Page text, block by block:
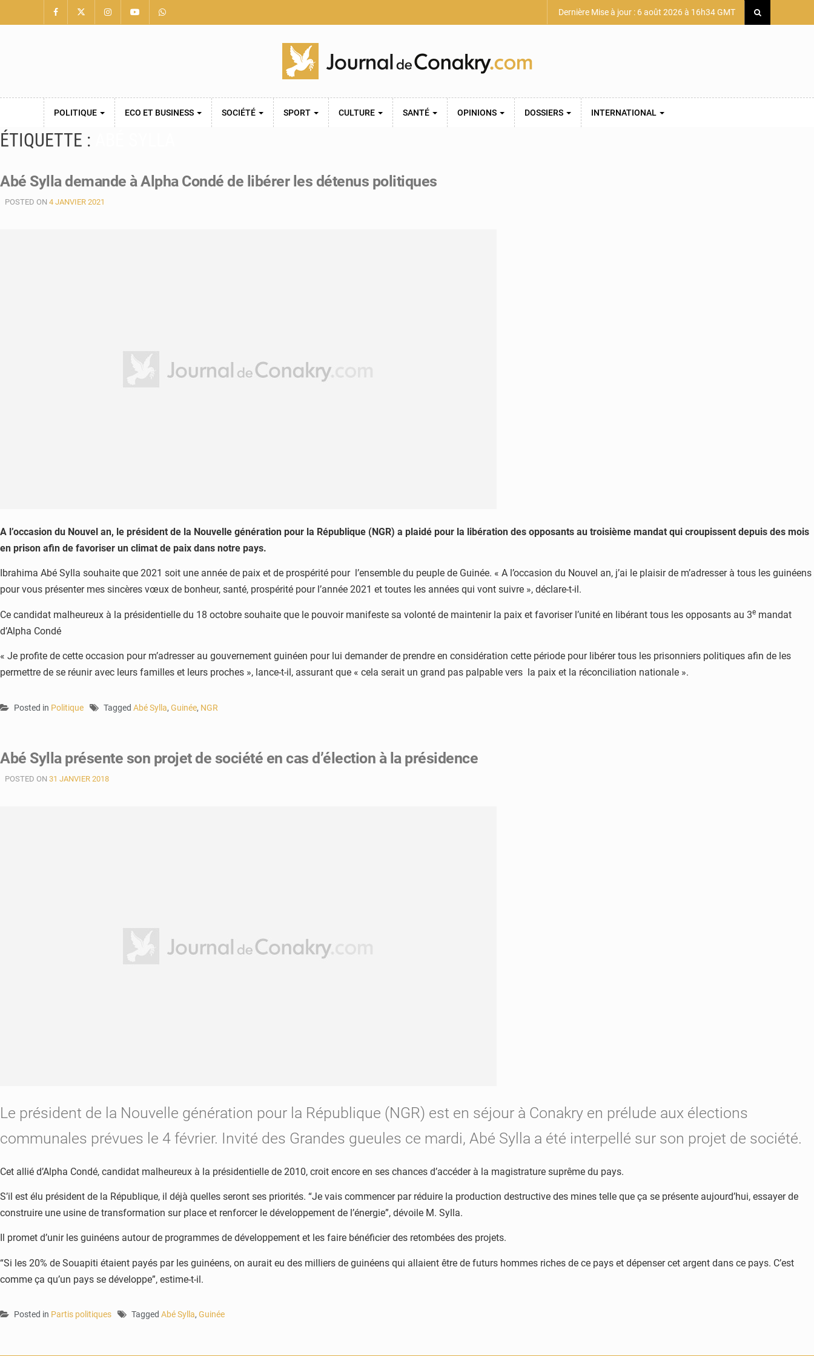
Dernière Mise à jour : 6 août 2026 à 16h34 GMT
POLITIQUE ECO ET BUSINESS SOCIÉTÉ SPORT CULTURE SANTÉ OPINIONS DOSSIERS INTERNATIONAL
ÉTIQUETTE :
Abé Sylla demande à Alpha Condé de libérer les détenus politiques
POSTED ON 4 JANVIER 2021
A l’occasion du Nouvel an, le président de la Nouvelle génération pour la République (NGR) a plaidé pour la libération des opposants au troisième mandat qui croupissent depuis des mois
en prison afin de favoriser un climat de paix dans notre pays.
Ibrahima Abé Sylla souhaite que 2021 soit une année de paix et de prospérité pour l’ensemble du peuple de Guinée. « A l’occasion du Nouvel an, j’ai le plaisir de m’adresser à tous les guinéens
pour vous présenter mes sincères vœux de bonheur, santé, prospérité pour l’année 2021 et toutes les années qui vont suivre », déclare-t-il.
Ce candidat malheureux à la présidentielle du 18 octobre souhaite que le pouvoir manifeste sa volonté de maintenir la paix et favoriser l’unité en libérant tous les opposants au 3e mandat
d’Alpha Condé
« Je profite de cette occasion pour m’adresser au gouvernement guinéen pour lui demander de prendre en considération cette période pour libérer tous les prisonniers politiques afin de les
permettre de se réunir avec leurs familles et leurs proches », lance-t-il, assurant que « cela serait un grand pas palpable vers la paix et la réconciliation nationale ».
Posted in Politique Tagged Abé Sylla, Guinée, NGR
Abé Sylla présente son projet de société en cas d’élection à la présidence
POSTED ON 31 JANVIER 2018
Le président de la Nouvelle génération pour la République (NGR) est en séjour à Conakry en prélude aux élections
communales prévues le 4 février. Invité des Grandes gueules ce mardi, Abé Sylla a été interpellé sur son projet de société.
Cet allié d’Alpha Condé, candidat malheureux à la présidentielle de 2010, croit encore en ses chances d’accéder à la magistrature suprême du pays.
S’il est élu président de la République, il déjà quelles seront ses priorités. “Je vais commencer par réduire la production destructive des mines telle que ça se présente aujourd’hui, essayer de
construire une usine de transformation sur place et renforcer le développement de l’énergie”, dévoile M. Sylla.
Il promet d’unir les guinéens autour de programmes de développement et les faire bénéficier des retombées des projets.
“Si les 20% de Souapiti étaient payés par les guinéens, on aurait eu des milliers de guinéens qui allaient être de futurs hommes riches de ce pays et dépenser cet argent dans ce pays. C’est
comme ça qu’un pays se développe”, estime-t-il.
Posted in Partis politiques Tagged Abé Sylla, Guinée